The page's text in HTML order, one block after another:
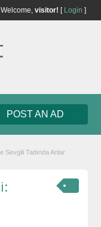
Welcome, visitor! [ Login ]
POST AN AD
Sevgili Tadında Anlar